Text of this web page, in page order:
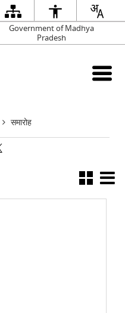
Government of Madhya
Pradesh
समारोह